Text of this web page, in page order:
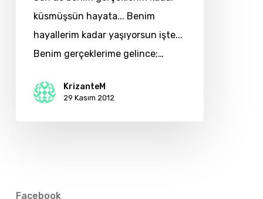
küsmüşsün hayata... Benim
hayallerim kadar yaşıyorsun işte...
Benim gerçeklerime gelince;…
KrizanteM
29 Kasım 2012
Facebook